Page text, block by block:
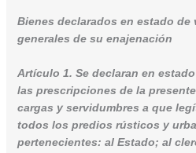
Bienes declarados en estado
generales de su enajenación
Artículo 1. Se declaran en
las prescripciones de la
cargas y servidumbres a que
todos los predios rústicos y
pertenecientes: al Estado; al